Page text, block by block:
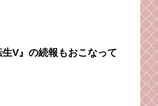
V』の続報もおこなって